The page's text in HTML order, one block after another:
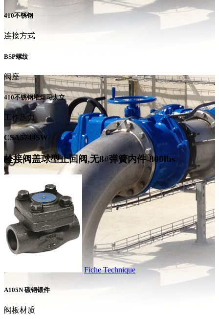
410不锈钢
连接方式
BSP螺纹
阀座
410不锈钢堆焊司太立
工作压力
CSA5744SW
栓接阀盖球型止回阀,无8#弹簧内件-800lbs
Fiche Technique
A105N 碳钢锻件
阀板材质